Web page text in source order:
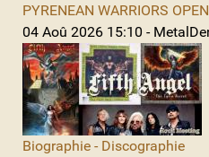
PYRENEAN WARRIORS
04 Aoû 2026 15:10 -
Biographie - Discographie